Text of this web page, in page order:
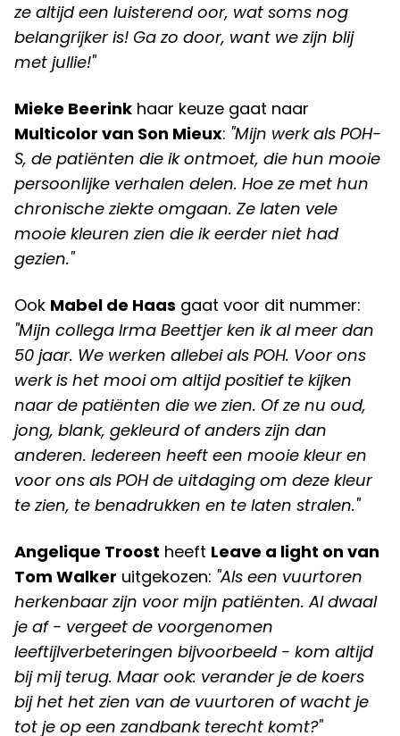
ze altijd een luisterend oor, wat soms nog
belangrijker is! Ga zo door, want we zijn blij
met jullie!"
Mieke Beerink haar keuze gaat naar
Multicolor van Son Mieux: "Mijn werk als POH-
S, de patiënten die ik ontmoet, die hun mooie
persoonlijke verhalen delen. Hoe ze met hun
chronische ziekte omgaan. Ze laten vele
mooie kleuren zien die ik eerder niet had
gezien."
Ook Mabel de Haas gaat voor dit nummer:
"Mijn collega Irma Beettjer ken ik al meer dan
50 jaar. We werken allebei als POH. Voor ons
werk is het mooi om altijd positief te kijken
naar de patiënten die we zien. Of ze nu oud,
jong, blank, gekleurd of anders zijn dan
anderen. Iedereen heeft een mooie kleur en
voor ons als POH de uitdaging om deze kleur
te zien, te benadrukken en te laten stralen."
Angelique Troost heeft Leave a light on van
Tom Walker uitgekozen: "Als een vuurtoren
herkenbaar zijn voor mijn patiënten. Al dwaal
je af - vergeet de voorgenomen
leeftijlverbeteringen bijvoorbeeld - kom altijd
bij mij terug. Maar ook: verander je de koers
bij het het zien van de vuurtoren of wacht je
tot je op een zandbank terecht komt?"